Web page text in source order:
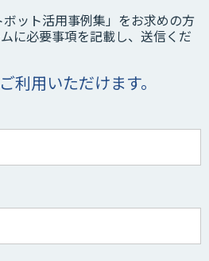
ット活用事例集」をお求めの方
に必要事項を記載し、送信くだ
利用いただけます。